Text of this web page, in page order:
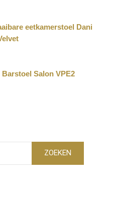
eetkamerstoel Dani
Barstoel Salon VPE2
ZOEKEN